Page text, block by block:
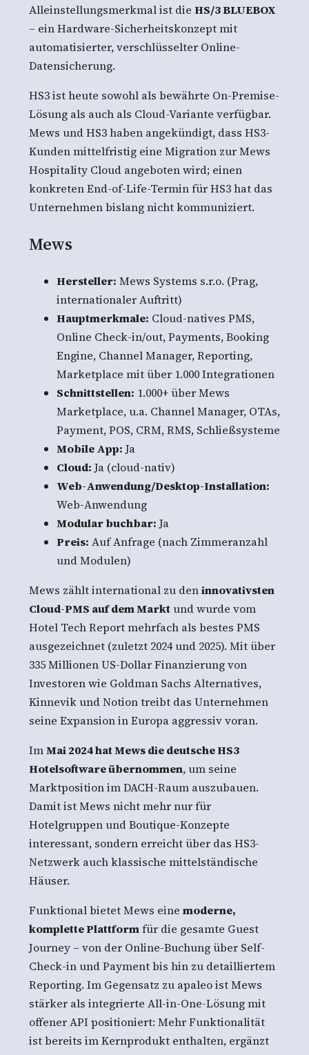
Alleinstellungsmerkmal ist die HS/3 BLUEBOX
– ein Hardware-Sicherheitskonzept mit
automatisierter, verschlüsselter Online-
Datensicherung.
HS3 ist heute sowohl als bewährte On-Premise-
Lösung als auch als Cloud-Variante verfügbar.
Mews und HS3 haben angekündigt, dass HS3-
Kunden mittelfristig eine Migration zur Mews
Hospitality Cloud angeboten wird; einen
konkreten End-of-Life-Termin für HS3 hat das
Unternehmen bislang nicht kommuniziert.
Mews
Hersteller: Mews Systems s.r.o. (Prag,
internationaler Auftritt)
Hauptmerkmale: Cloud-natives PMS,
Online Check-in/out, Payments, Booking
Engine, Channel Manager, Reporting,
Marketplace mit über 1.000 Integrationen
Schnittstellen: 1.000+ über Mews
Marketplace, u.a. Channel Manager, OTAs,
Payment, POS, CRM, RMS, Schließsysteme
Mobile App: Ja
Cloud: Ja (cloud-nativ)
Web-Anwendung/Desktop-Installation:
Web-Anwendung
Modular buchbar: Ja
Preis: Auf Anfrage (nach Zimmeranzahl
und Modulen)
Mews zählt international zu deninnovativsten
Cloud-PMS auf dem Marktund wurde vom
Hotel Tech Report mehrfach als bestes PMS
ausgezeichnet (zuletzt 2024 und 2025). Mit über
335 Millionen US-Dollar Finanzierung von
Investoren wie Goldman Sachs Alternatives,
Kinnevik und Notion treibt das Unternehmen
seine Expansion in Europa aggressiv voran.
ImMai 2024 hat Mews die deutsche HS3
Hotelsoftware übernommen, um seine
Marktposition im DACH-Raum auszubauen.
Damit ist Mews nicht mehr nur für
Hotelgruppen und Boutique-Konzepte
interessant, sondern erreicht über das HS3-
Netzwerk auch klassische mittelständische
Häuser.
Funktional bietet Mews eine moderne,
komplette Plattformfür die gesamte Guest
Journey – von der Online-Buchung über Self-
Check-in und Payment bis hin zu detailliertem
Reporting. Im Gegensatz zu apaleo ist Mews
stärker als integrierte All-in-One-Lösung mit
offener API positioniert: Mehr Funktionalität
ist bereits im Kernprodukt enthalten, ergänzt